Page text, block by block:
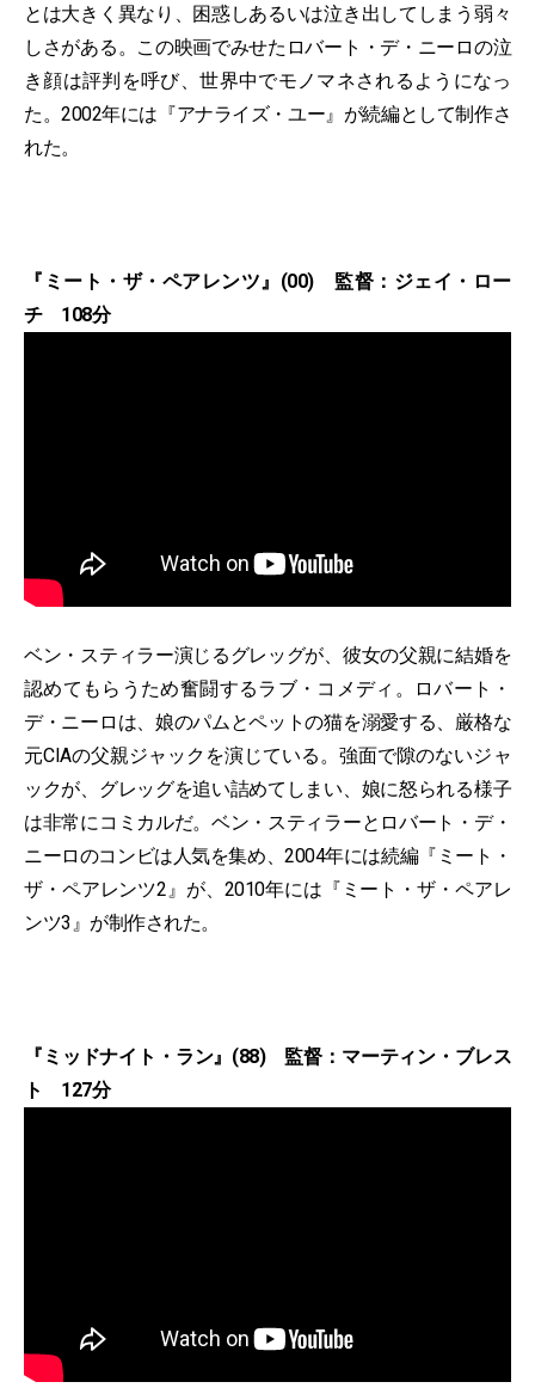
とは大きく異なり、困惑しあるいは泣き出してしまう弱々
しさがある。この映画でみせたロバート・デ・ニーロの泣
き顔は評判を呼び、世界中でモノマネされるようになっ
た。2002年には『アナライズ・ユー』が続編として制作さ
れた。
『ミート・ザ・ペアレンツ』(00) 監督：ジェイ・ロー
チ 108分
ベン・スティラー演じるグレッグが、彼女の父親に結婚を
認めてもらうため奮闘するラブ・コメディ。ロバート・
デ・ニーロは、娘のパムとペットの猫を溺愛する、厳格な
元CIAの父親ジャックを演じている。強面で隙のないジャ
ックが、グレッグを追い詰めてしまい、娘に怒られる様子
は非常にコミカルだ。ベン・スティラーとロバート・デ・
ニーロのコンビは人気を集め、2004年には続編『ミート・
ザ・ペアレンツ2』が、2010年には『ミート・ザ・ペアレ
ンツ3』が制作された。
『ミッドナイト・ラン』(88) 監督：マーティン・ブレス
ト 127分